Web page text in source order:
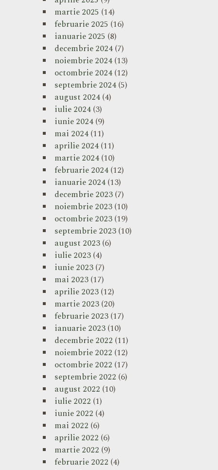
martie 2025 (14)
februarie 2025 (16)
ianuarie 2025 (8)
decembrie 2024(7)
noiembrie 2024(13)
octombrie 2024(12)
septembrie 2024(5)
august 2024(4)
iulie 2024(3)
iunie 2024(9)
mai 2024(11)
aprilie 2024(11)
martie 2024(10)
februarie 2024(12)
ianuarie 2024(13)
decembrie 2023(7)
noiembrie 2023(10)
octombrie 2023(19)
septembrie 2023(10)
august 2023(6)
iulie 2023(4)
iunie 2023(7)
mai 2023(17)
aprilie 2023(12)
martie 2023(20)
februarie 2023(17)
ianuarie 2023(10)
decembrie 2022 (11)
noiembrie 2022 (12)
octombrie 2022 (17)
septembrie 2022 (6)
august 2022 (10)
iulie 2022 (1)
iunie 2022 (4)
mai 2022 (6)
aprilie 2022 (6)
martie 2022 (9)
februarie 2022 (4)